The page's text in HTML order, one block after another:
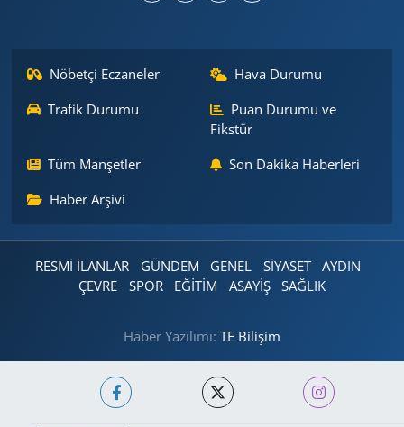
Nöbetçi Eczaneler
Hava Durumu
Trafik Durumu
Puan Durumu ve
Fikstür
Tüm Manşetler
Son Dakika Haberleri
Haber Arşivi
RESMİ İLANLAR GÜNDEM GENEL SİYASET
AYDIN
ÇEVRE
SPOR EĞİTİM ASAYİŞ SAĞLIK
Haber Yazılımı: TE Bilişim